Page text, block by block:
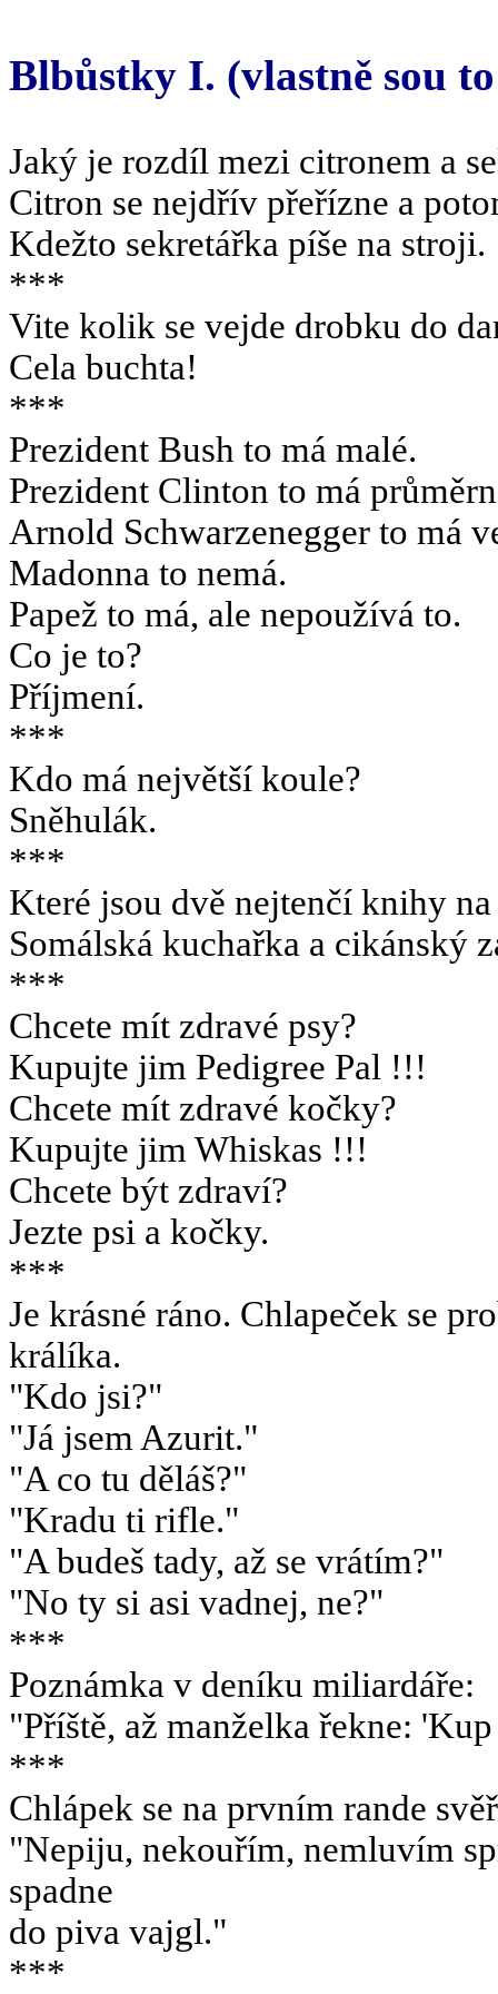
Blbůstky I. (vlastně sou
Jaký je rozdíl mezi citronem a
Citron se nejdřív přeřízne a
Kdežto sekretářka píše na stroji.
***
Vite kolik se vejde drobku do
Cela buchta!
***
Prezident Bush to má malé.
Prezident Clinton to má
Arnold Schwarzenegger to má
Madonna to nemá.
Papež to má, ale nepoužívá to.
Co je to?
Příjmení.
***
Kdo má největší koule?
Sněhulák.
***
Které jsou dvě nejtenčí knihy na
Somálská kuchařka a cikánský
***
Chcete mít zdravé psy?
Kupujte jim Pedigree Pal !!!
Chcete mít zdravé kočky?
Kupujte jim Whiskas !!!
Chcete být zdraví?
Jezte psi a kočky.
***
Je krásné ráno. Chlapeček se
králíka.
"Kdo jsi?"
"Já jsem Azurit."
"A co tu děláš?"
"Kradu ti rifle."
"A budeš tady, až se vrátím?"
"No ty si asi vadnej, ne?"
***
Poznámka v deníku miliardáře:
"Příště, až manželka řekne:
***
Chlápek se na prvním rande
"Nepiju, nekouřím, nemluvím
spadne
do piva vajgl."
***